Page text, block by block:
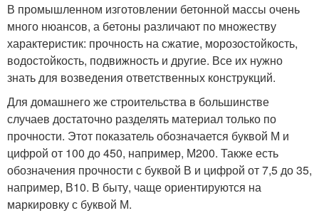
В промышленном изготовлении бетонной массы очень
много нюансов, а бетоны различают по множеству
характеристик: прочность на сжатие, морозостойкость,
водостойкость, подвижность и другие. Все их нужно
знать для возведения ответственных конструкций.
Для домашнего же строительства в большинстве
случаев достаточно разделять материал только по
прочности. Этот показатель обозначается буквой М и
цифрой от 100 до 450, например, М200. Также есть
обозначения прочности с буквой В и цифрой от 7,5 до 35,
например, В10. В быту, чаще ориентируются на
маркировку с буквой М.